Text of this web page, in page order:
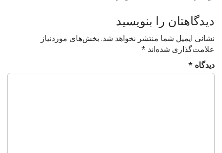
a
t
i
o
n
دیدگاهتان را بنویسید
نشانی ایمیل شما منتشر نخواهد شد. بخش‌های موردنیاز
علامت‌گذاری شده‌اند *
دیدگاه *